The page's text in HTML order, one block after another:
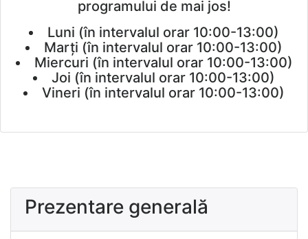
programului de mai jos!
Luni (în intervalul orar 10:00-13:00)
Marți (în intervalul orar 10:00-13:00)
Miercuri (în intervalul orar 10:00-13:00)
Joi (în intervalul orar 10:00-13:00)
Vineri (în intervalul orar 10:00-13:00)
Prezentare generală